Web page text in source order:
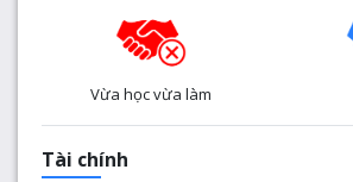
Vừa học vừa làm
Tài chính